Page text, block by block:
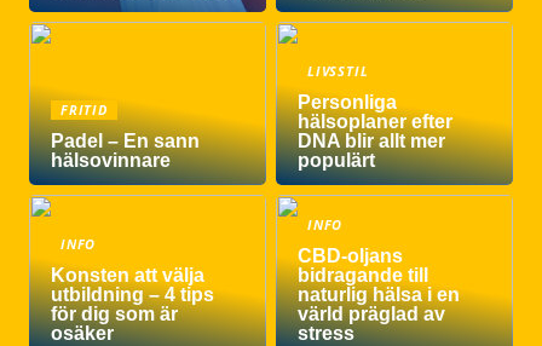
FRITID
Padel – En sann
hälsovinnare
LIVSSTIL
Personliga
hälsoplaner efter
DNA blir allt mer
populärt
INFO
Konsten att välja
utbildning – 4 tips
för dig som är
osäker
INFO
CBD-oljans
bidragande till
naturlig hälsa i en
värld präglad av
stress